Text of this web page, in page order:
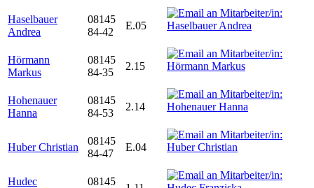
Haselbauer
Andrea
08145
84-42
E.05
Hörmann
Markus
08145
84-35
2.15
Hohenauer
Hanna
08145
84-53
2.14
Huber Christian
08145
84-47
E.04
Hudec
08145